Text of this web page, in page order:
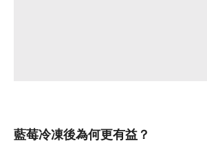
藍莓冷凍後為何更有益？